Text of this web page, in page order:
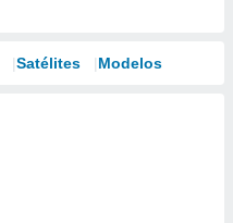
Satélites Modelos